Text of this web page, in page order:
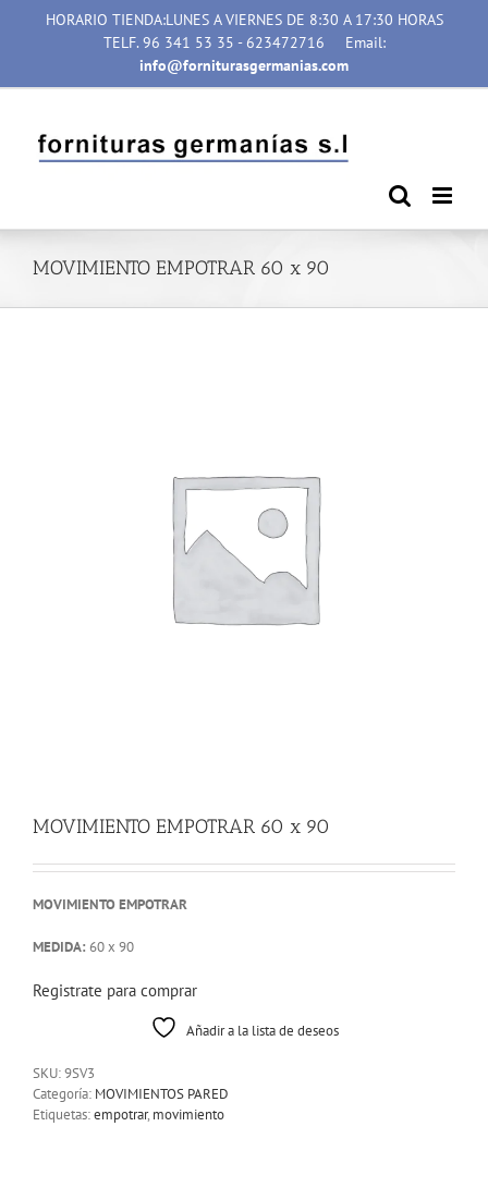
HORARIO TIENDA:LUNES A VIERNES DE 8:30 A 17:30 HORAS
TELF. 96 341 53 35 - 623472716
Email:
info@forniturasgermanias.com
MOVIMIENTO EMPOTRAR 60 x 90
MOVIMIENTO EMPOTRAR 60 x 90
MOVIMIENTO EMPOTRAR
MEDIDA: 60 x 90
Registrate para comprar
Añadir a la lista de deseos
SKU:9SV3
Categoría: MOVIMIENTOS PARED
Etiquetas:empotrar, movimiento